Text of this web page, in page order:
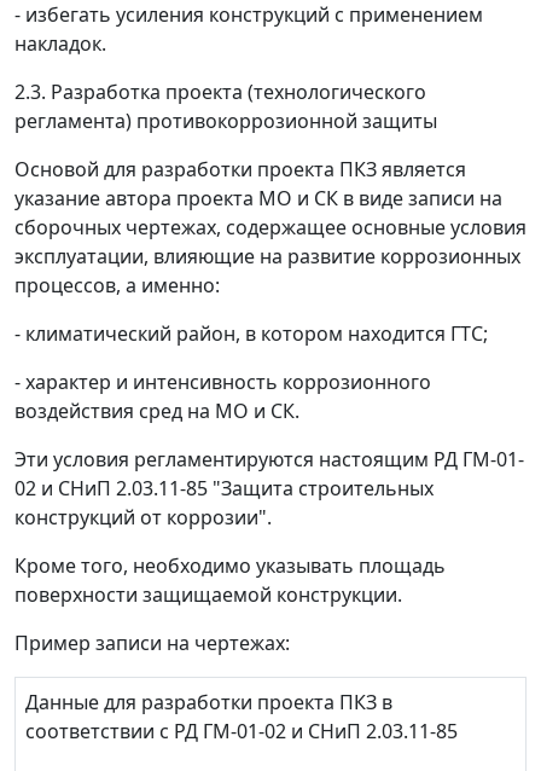
- избегать усиления конструкций с применением
накладок.
2.3. Разработка проекта (технологического
регламента) противокоррозионной защиты
Основой для разработки проекта ПКЗ является
указание автора проекта МО и СК в виде записи на
сборочных чертежах, содержащее основные условия
эксплуатации, влияющие на развитие коррозионных
процессов, а именно:
- климатический район, в котором находится ГТС;
- характер и интенсивность коррозионного
воздействия сред на МО и СК.
Эти условия регламентируются настоящим РД ГМ-01-
02 и СНиП 2.03.11-85 "Защита строительных
конструкций от коррозии".
Кроме того, необходимо указывать площадь
поверхности защищаемой конструкции.
Пример записи на чертежах:
Данные для разработки проекта ПКЗ в
соответствии с РД ГМ-01-02 и СНиП 2.03.11-85